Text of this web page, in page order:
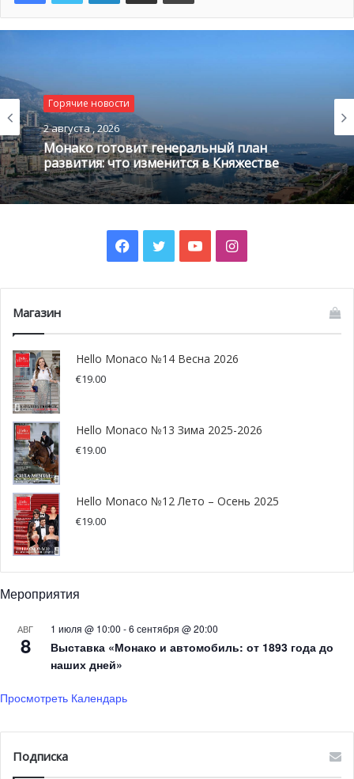
Вместе с тем, князь поблагодарил государственные
учреждения, включая мэрию, учреждения
здравоохранения и Красный Крест Монако за их работу.
Так, с этой среды в Монако действуют новые меры
которые включают в себя указ князя избегать скопления
людей, чтобы ограничить любую возможность
распространения вируса. Князь Альбер II постановил,
что передвижения в княжестве отныне должны
ограничиваться лишь теми, которые абсолютно
необходимы, а именно связанными с вопросами
жителей соблюдать применяемые меры.
Все массовые мероприятия, как внутри княжества, так и
отменены, строительные проекты будут остановлены.
Соблюдение этих инструкций обеспечат
правоохранительные органы.
Горячие новости
2 августа , 2026
Монако готовит генеральный план
развития: что изменится в Княжестве
Facebook
TwitterYouTubeInstagram
Магазин
Hello Monaco №14 Весна 2026
€19.00
Hello Monaco №13 Зима 2025-2026
€19.00
Hello Monaco №12 Лето – Осень 2025
€19.00
Мероприятия
АВГ
8
1 июля @ 10:00 -6 сентября @ 20:00
Выставка «Монако и автомобиль: от 1893 года до
наших дней»
Просмотреть Календарь
Подписка